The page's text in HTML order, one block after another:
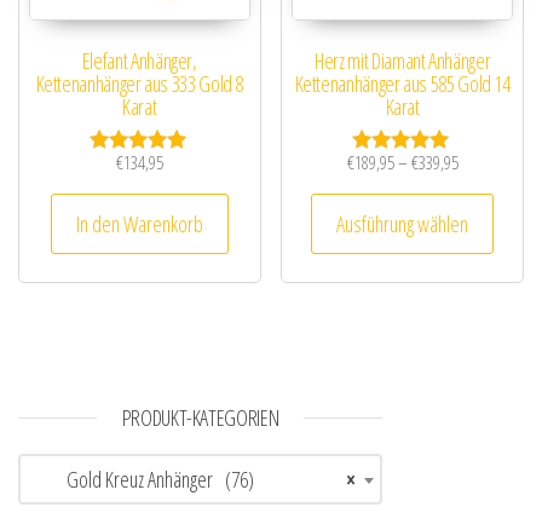
Elefant Anhänger,
Kettenanhänger aus 333 Gold 8
Karat
Bewertet mit
€134,95
In den Warenkorb
Herz mit Diamant Anhänger
Kettenanhänger aus 585 Gold 14
Karat
Bewertet mit
€189,95–€339,95Preisspanne:
Ausführung wählen
PRODUKT-KATEGORIEN
×
Gold Kreuz Anhänger (76)